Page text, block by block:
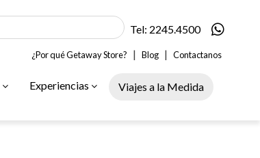
Tel: 2245.4500
¿Por qué Getaway Store? | Blog | Contactanos
Experiencias Viajes a la Medida